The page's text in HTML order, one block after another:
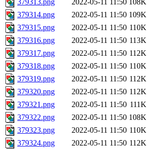
379313.png
2022-05-11 11:50 108K
379314.png
2022-05-11 11:50 109K
379315.png
2022-05-11 11:50 110K
379316.png
2022-05-11 11:50 113K
379317.png
2022-05-11 11:50 112K
379318.png
2022-05-11 11:50 110K
379319.png
2022-05-11 11:50 112K
379320.png
2022-05-11 11:50 112K
379321.png
2022-05-11 11:50 111K
379322.png
2022-05-11 11:50 108K
379323.png
2022-05-11 11:50 110K
379324.png
2022-05-11 11:50 112K